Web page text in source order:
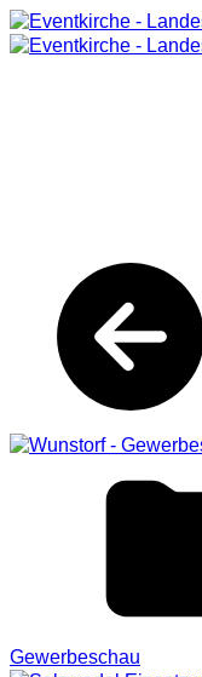
Gewerbeschau